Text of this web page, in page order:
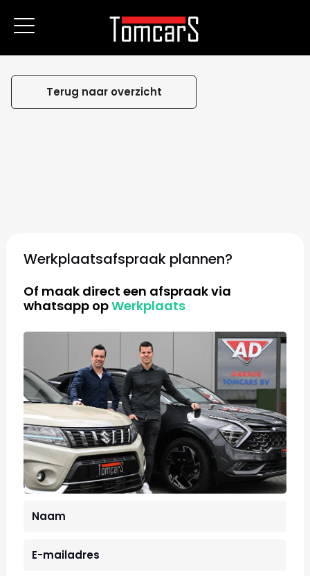
Terug naar overzicht
Werkplaatsafspraak plannen?
Of maak direct een afspraak via
whatsapp opWerkplaats